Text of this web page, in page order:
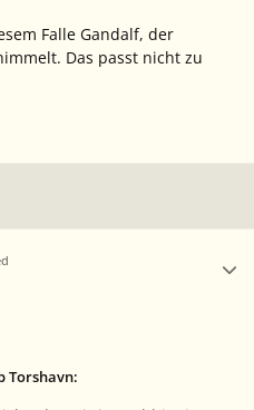
Falle Gandalf, der
Das passt nicht zu
Torshavn: